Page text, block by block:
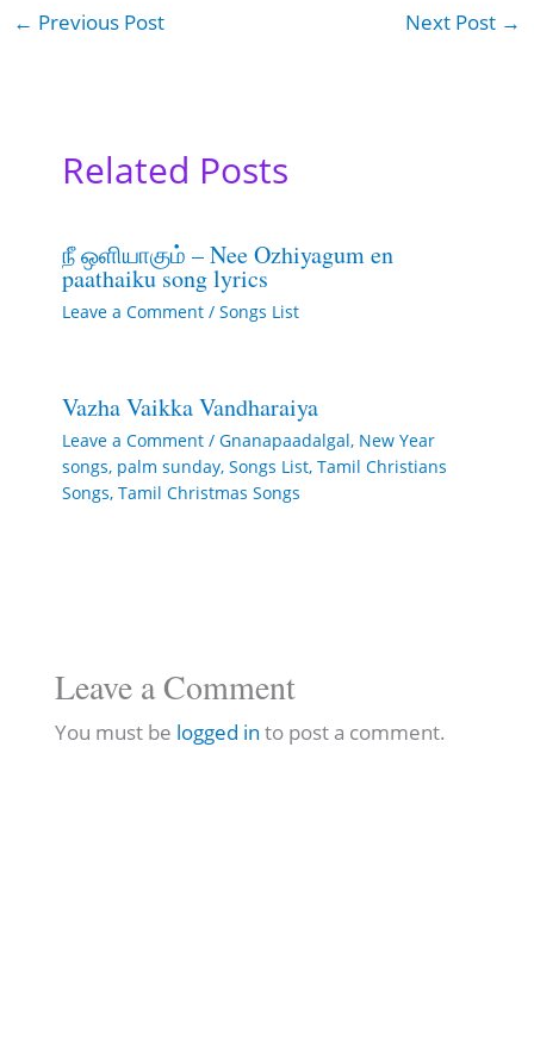
← Previous Post Next Post →
Related Posts
நீ ஒளியாகும் – Nee Ozhiyagum en
paathaiku song lyrics
Leave a Comment / Songs List
Vazha Vaikka Vandharaiya
Leave a Comment / Gnanapaadalgal, New Year
songs, palm sunday, Songs List, Tamil Christians
Songs, Tamil Christmas Songs
Leave a Comment
You must be logged in to post a comment.